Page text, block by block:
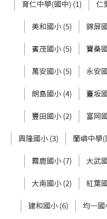
育仁中學(國中) (1) 仁
美和國小 (5) 錦屏
賓茂國小 (5) 寶桑
萬安國小 (5) 永安
朗島國小 (4) 臺坂
豐田國小 (2) 富岡
興隆國小 (3) 蘭嶼中學(
霧鹿國小 (7) 大武
大南國小 (2) 紅葉
建和國小 (6) 均一國